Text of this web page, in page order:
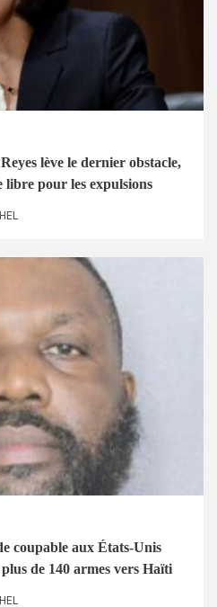
lève le dernier obstacle,
libre pour les expulsions
coupable aux États-Unis
de 140 armes vers Haïti